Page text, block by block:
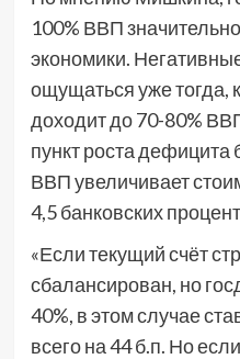
100% ВВП
экономики.
ощущаться уже тогда,
доходит до 70-80%
пункт роста
ВВП увеличивает
4,5 банковских
«Если текущий счёт
сбалансирован, но
40%, в этом случае
всего на 44 б.п. Но